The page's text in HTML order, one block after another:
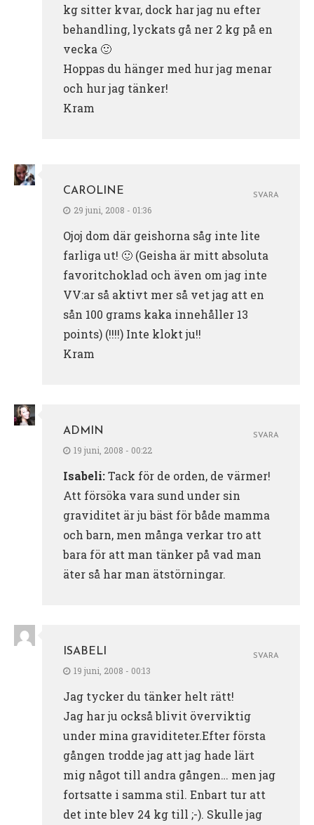
kg sitter kvar, dock har jag nu efter
behandling, lyckats gå ner 2 kg på en
vecka 🙂
Hoppas du hänger med hur jag menar
och hur jag tänker!
Kram
CAROLINE
29 juni, 2008 - 01:36
Ojoj dom där geishorna såg inte lite
farliga ut! 🙂 (Geisha är mitt absoluta
favoritchoklad och även om jag inte
VV:ar så aktivt mer så vet jag att en
sån 100 grams kaka innehåller 13
points) (!!!!) Inte klokt ju!!
Kram
SVARA
ADMIN
19 juni, 2008 - 00:22
Isabeli:Tack för de orden, de värmer!
Att försöka vara sund under sin
graviditet är ju bäst för både mamma
och barn, men många verkar tro att
bara för att man tänker på vad man
äter så har man ätstörningar.
SVARA
ISABELI
19 juni, 2008 - 00:13
Jag tycker du tänker helt rätt!
Jag har ju också blivit överviktig
under mina graviditeter.Efter första
gången trodde jag att jag hade lärt
mig något till andra gången… men jag
fortsatte i samma stil. Enbart tur att
det inte blev 24 kg till ;-). Skulle jag
SVARA